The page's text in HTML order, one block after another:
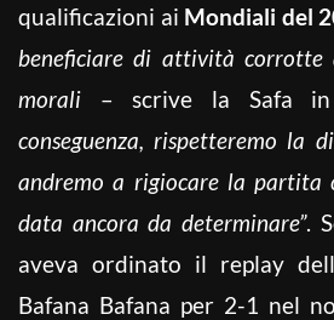
qualificazioni ai Mondiali del
beneficiare di attività corrotte
morali – scrive la Safa
conseguenza, rispetteremo la
andremo a rigiocare la partita
data ancora da determinare”.
aveva ordinato il replay
Bafana Bafana per 2-1 nel